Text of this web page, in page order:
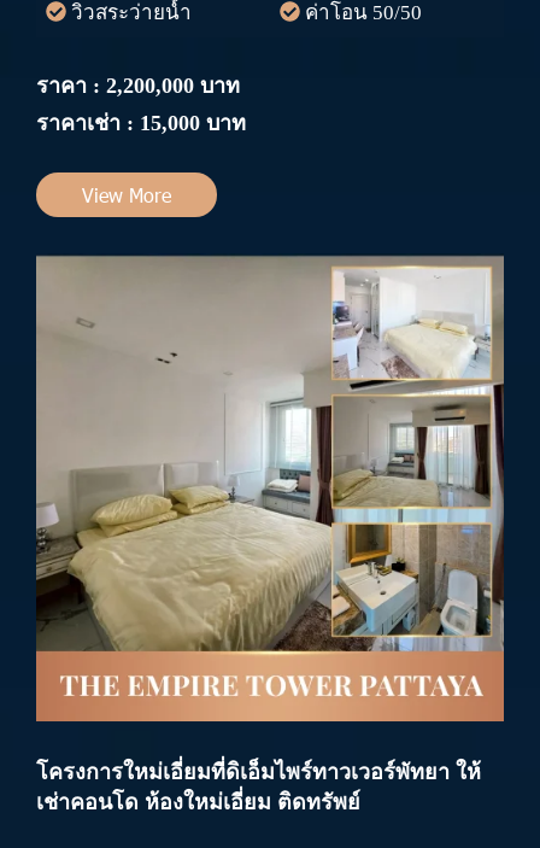
วิวสระว่ายน้ำ ค่าโอน 50/50
ราคา : 2,200,000 บาท
ราคาเช่า : 15,000 บาท
View More
โครงการใหม่เอี่ยมที่ดิเอ็มไพร์ทาวเวอร์พัทยา ให้
เช่าคอนโด ห้องใหม่เอี่ยม ติดทรัพย์